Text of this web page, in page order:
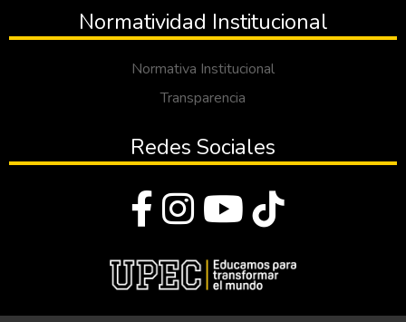
Normatividad Institucional
Normativa Institucional
Transparencia
Redes Sociales